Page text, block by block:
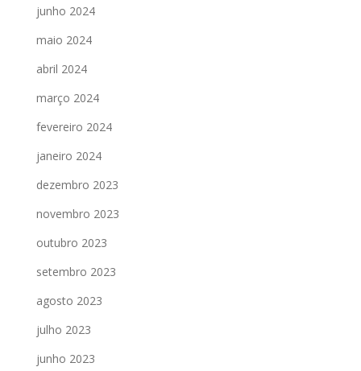
junho 2024
maio 2024
abril 2024
março 2024
fevereiro 2024
janeiro 2024
dezembro 2023
novembro 2023
outubro 2023
setembro 2023
agosto 2023
julho 2023
junho 2023